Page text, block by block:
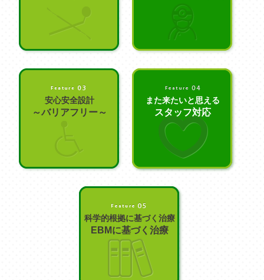
安心安全設計
～バリアフリー～
また来たいと思える
スタッフ対応
科学的根拠に基づく治療
EBMに基づく治療